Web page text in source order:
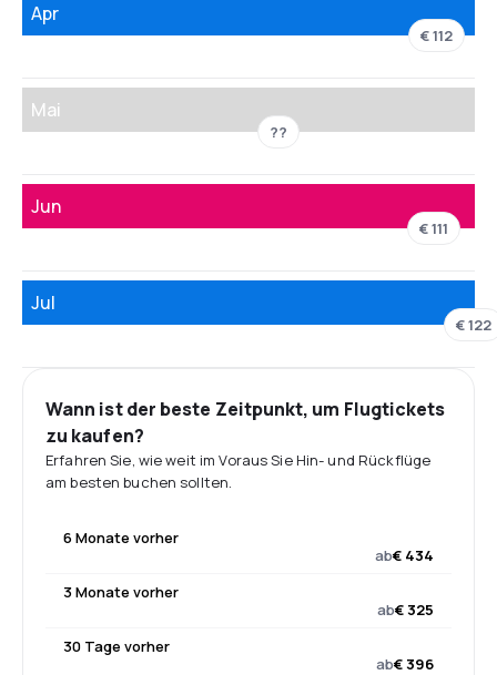
Apr
€ 112
Mai
??
Jun
€ 111
Jul
€ 122
Wann ist der beste Zeitpunkt, um Flugtickets
zu kaufen?
Erfahren Sie, wie weit im Voraus Sie Hin- und Rückflüge
am besten buchen sollten.
6 Monate vorher
ab€ 434
3 Monate vorher
ab€ 325
30 Tage vorher
ab€ 396